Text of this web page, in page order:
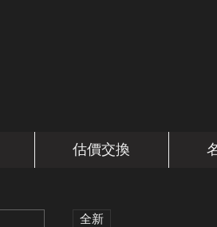
估價交換
全新